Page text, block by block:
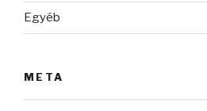
Egyéb
META